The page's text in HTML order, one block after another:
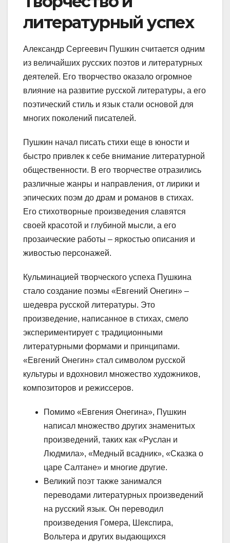
литературный успех
Александр Сергеевич Пушкин считается одним
из величайших русских поэтов и литературных
деятелей. Его творчество оказало огромное
влияние на развитие русской литературы, а его
поэтический стиль и язык стали основой для
многих поколений писателей.
Пушкин начал писать стихи еще в юности и
быстро привлек к себе внимание литературной
общественности. В его творчестве отразились
различные жанры и направления, от лирики и
эпических поэм до драм и романов в стихах.
Его стихотворные произведения славятся
своей красотой и глубиной мысли, а его
прозаические работы – яркостью описания и
живостью персонажей.
Кульминацией творческого успеха Пушкина
стало создание поэмы «Евгений Онегин» –
шедевра русской литературы. Это
произведение, написанное в стихах, смело
экспериментирует с традиционными
литературными формами и принципами.
«Евгений Онегин» стал символом русской
культуры и вдохновил множество художников,
композиторов и режиссеров.
Помимо «Евгения Онегина», Пушкин
написал множество других знаменитых
произведений, таких как «Руслан и
Людмила», «Медный всадник», «Сказка о
царе Салтане» и многие другие.
Великий поэт также занимался
переводами литературных произведений
на русский язык. Он переводил
произведения Гомера, Шекспира,
Вольтера и других выдающихся